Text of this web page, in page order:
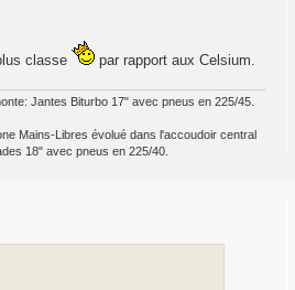
classe par rapport aux Celsium.
Jantes Biturbo 17" avec pneus en 225/45.
Mains-Libres évolué dans l'accoudoir central
18" avec pneus en 225/40.